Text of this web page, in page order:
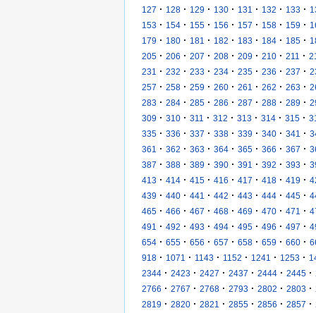
127 · 128 · 129 · 130 · 131 · 132 · 133 ·
153 · 154 · 155 · 156 · 157 · 158 · 159 ·
179 · 180 · 181 · 182 · 183 · 184 · 185 ·
205 · 206 · 207 · 208 · 209 · 210 · 211 ·
231
· 232 · 233 · 234 · 235 · 236 · 237 ·
257 · 258 · 259 · 260 · 261 · 262 · 263 ·
283 · 284 · 285 · 286 · 287 · 288 · 289 ·
309 · 310 · 311 · 312 · 313 · 314 · 315 ·
335 · 336 · 337 · 338 · 339 · 340 · 341 ·
361
· 362 · 363 · 364 · 365 · 366 · 367 ·
387 · 388 · 389 · 390 · 391 · 392 · 393 ·
413 · 414 · 415 · 416 · 417 · 418 · 419 ·
439 · 440 · 441 · 442 · 443 · 444 · 445 ·
465 · 466 · 467 · 468 · 469 · 470 · 471 ·
491
· 492 · 493 · 494 · 495 · 496 · 497 ·
654 · 655 · 656 · 657 · 658 · 659 · 660 ·
918 · 1071 · 1143 · 1152 · 1241 · 1253 ·
2344 · 2423 · 2427 · 2437 · 2444 · 2445 ·
2766 · 2767 · 2768 · 2793 · 2802 · 2803 ·
2819 · 2820 · 2821 · 2855 · 2856 · 2857 ·